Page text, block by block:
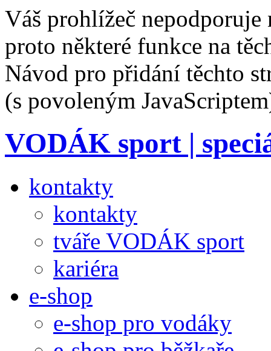
Váš prohlížeč nepodporuje
proto některé funkce na
Návod pro přidání těchto
(s povoleným
VODÁK sport |
kontakty
kontakty
tváře VODÁK sport
kariéra
e-shop
e-shop pro vodáky